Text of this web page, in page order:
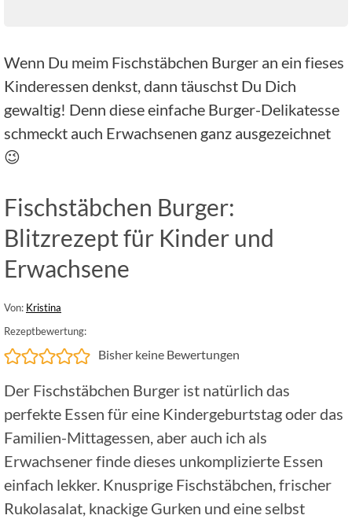
Wenn Du meim Fischstäbchen Burger an ein fieses
Kinderessen denkst, dann täuschst Du Dich
gewaltig! Denn diese einfache Burger-Delikatesse
schmeckt auch Erwachsenen ganz ausgezeichnet
😉
Fischstäbchen Burger:
Blitzrezept für Kinder und
Erwachsene
Von: Kristina
Rezeptbewertung:
Bisher keine Bewertungen
Der Fischstäbchen Burger ist natürlich das
perfekte Essen für eine Kindergeburtstag oder das
Familien-Mittagessen, aber auch ich als
Erwachsener finde dieses unkomplizierte Essen
einfach lekker. Knusprige Fischstäbchen, frischer
Rukolasalat, knackige Gurken und eine selbst